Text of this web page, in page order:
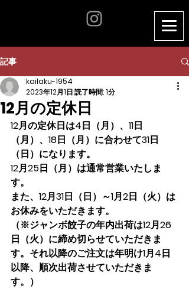
記事
12月の定休日
kailaku-1954
2023年12月1日読了時間: 1分
12月の定休日は4日（月）、11日
（月）、18日（月）に合わせて31日
（日）になります。
12月25日（月）は通常営業いたしま
す。
また、12月31日（日）～1月2日（火）は
お休みをいただきます。
（※ジャンボ餃子の年内出荷は12月26
日（火）に締め切らせていただきま
す。それ以降のご注文は年明け1月4日
以降、順次出荷させていただきま
す。）